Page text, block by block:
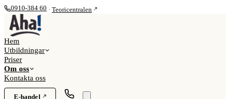
0910-384 60 · Teoricentralen
Hem
Utbildningar
Priser
Om oss
Kontakta oss
E-handel